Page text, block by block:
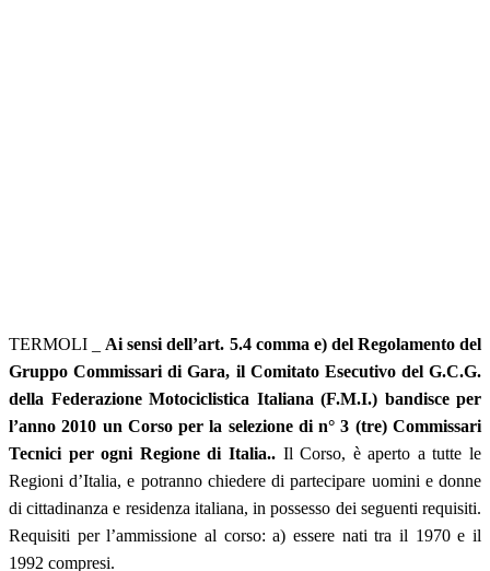
TERMOLI _ Ai sensi dell’art. 5.4 comma e) del Regolamento del
Gruppo Commissari di Gara, il Comitato Esecutivo del G.C.G.
della Federazione Motociclistica Italiana (F.M.I.) bandisce per
l’anno 2010 un Corso per la selezione di n° 3 (tre) Commissari
Tecnici per ogni Regione di Italia..Il Corso, è aperto a tutte le
Regioni d’Italia, e potranno chiedere di partecipare uomini e donne
di cittadinanza e residenza italiana, in possesso dei seguenti requisiti.
Requisiti per l’ammissione al corso: a) essere nati tra il 1970 e il
1992 compresi.